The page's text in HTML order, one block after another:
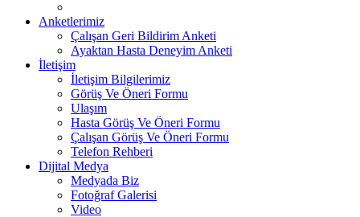
Anketlerimiz
Çalışan Geri Bildirim Anketi
Ayaktan Hasta Deneyim Anketi
İletişim
İletişim Bilgilerimiz
Görüş Ve Öneri Formu
Ulaşım
Hasta Görüş Ve Öneri Formu
Çalışan Görüş Ve Öneri Formu
Telefon Rehberi
Dijital Medya
Medyada Biz
Fotoğraf Galerisi
Video